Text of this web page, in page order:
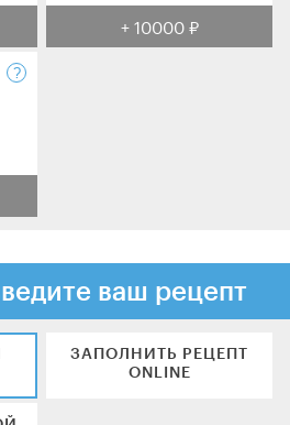
+ 10000 ₽
ваш рецепт
ЗАПОЛНИТЬ РЕЦЕПТ
ONLINE